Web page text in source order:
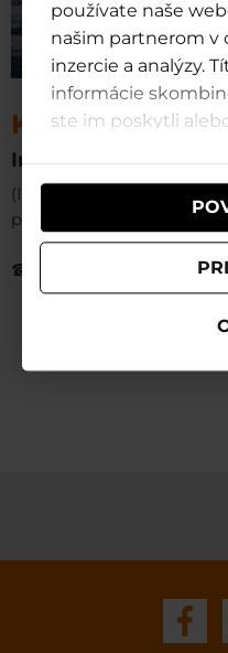
používate naše
našim partnerom v
inzercie a analýzy.
informácie
ste im poskytli
Kontakt
Infocentrum
(Informácie o službách,
parku)
☎ ✉